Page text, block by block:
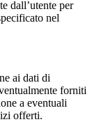
dall’utente per
nel
ai dati di
forniti
a eventuali
offerti.